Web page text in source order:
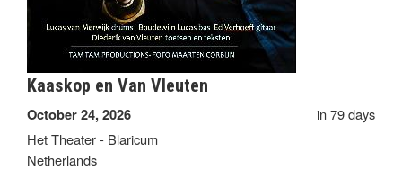
Kaaskop en Van Vleuten
October 24, 2026
in 79 days
Het Theater - Blaricum
Netherlands